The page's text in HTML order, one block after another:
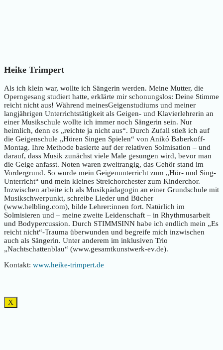
Heike Trimpert
Als ich klein war, wollte ich Sängerin werden. Meine Mutter, die
Operngesang studiert hatte, erklärte mir schonungslos: Deine Stimme
reicht nicht aus! Während meinesGeigenstudiums und meiner
langjährigen Unterrichtstätigkeit als Geigen- und Klavierlehrerin an
einer Musikschule wollte ich immer noch Sängerin sein. Nur
heimlich, denn es „reichte ja nicht aus“. Durch Zufall stieß ich auf
die Geigenschule „Hören Singen Spielen“ von Anikó Baberkoff-
Montag. Ihre Methode basierte auf der relativen Solmisation – und
darauf, dass Musik zunächst viele Male gesungen wird, bevor man
die Geige anfasst. Noten waren zweitrangig, das Gehör stand im
Vordergrund. So wurde mein Geigenunterricht zum „Hör- und Sing-
Unterricht“ und mein kleines Streichorchester zum Kinderchor.
Inzwischen arbeite ich als Musikpädagogin an einer Grundschule mit
Musikschwerpunkt, schreibe Lieder und Bücher
(www.helbling.com), bilde Lehrer:innen fort. Natürlich im
Solmisieren und – meine zweite Leidenschaft – in Rhythmusarbeit
und Bodypercussion. Durch STIMMSINN habe ich endlich mein „Es
reicht nicht“-Trauma überwunden und begreife mich inzwischen
auch als Sängerin. Unter anderem im inklusiven Trio
„Nachtschattenblau“ (www.gesamtkunstwerk-ev.de).
Kontakt: www.heike-trimpert.de
X